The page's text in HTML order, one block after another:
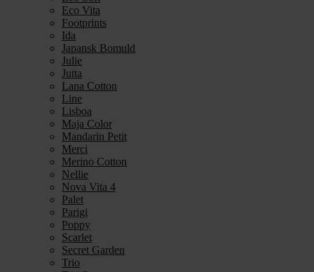
Eco Vita
Footprints
Ida
Japansk Bomuld
Julie
Jutta
Lana Cotton
Line
Lisboa
Maja Color
Mandarin Petit
Merci
Merino Cotton
Nellie
Nova Vita 4
Palet
Parigi
Poppy
Scarlet
Secret Garden
Trio